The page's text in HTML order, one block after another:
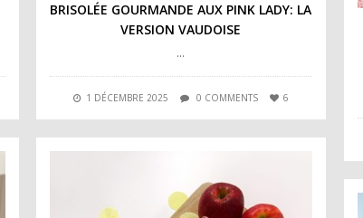
BRISOLÉE GOURMANDE AUX PINK LADY: LA
VERSION VAUDOISE
…
1 DÉCEMBRE 2025 0 COMMENTS 6